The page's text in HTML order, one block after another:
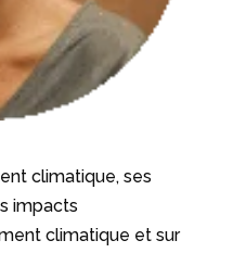
climatique, ses
impacts
climatique et sur